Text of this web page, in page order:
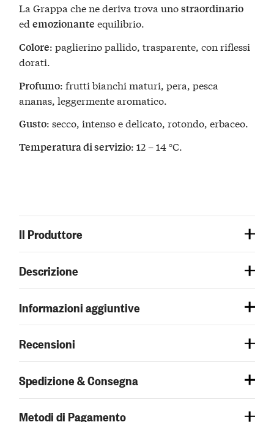
La Grappa che ne deriva trova unostraordinario
edemozionante equilibrio.
Colore: paglierino pallido, trasparente, con riflessi
dorati.
Profumo: frutti bianchi maturi, pera, pesca
ananas, leggermente aromatico.
Gusto: secco, intenso e delicato, rotondo, erbaceo.
Temperatura di servizio: 12 – 14 °C.
Il Produttore
Descrizione
Informazioni aggiuntive
Recensioni
Spedizione & Consegna
Metodi di Pagamento